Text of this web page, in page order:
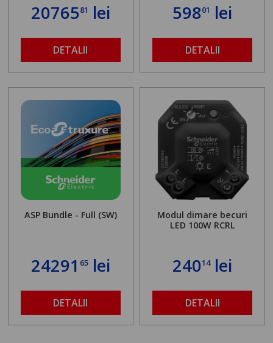
2076581 lei
DETALII
59801 lei
DETALII
ASP Bundle - Full (SW)
24291 65lei
DETALII
Modul dimare becuri
LED 100W RCRL
24014lei
DETALII